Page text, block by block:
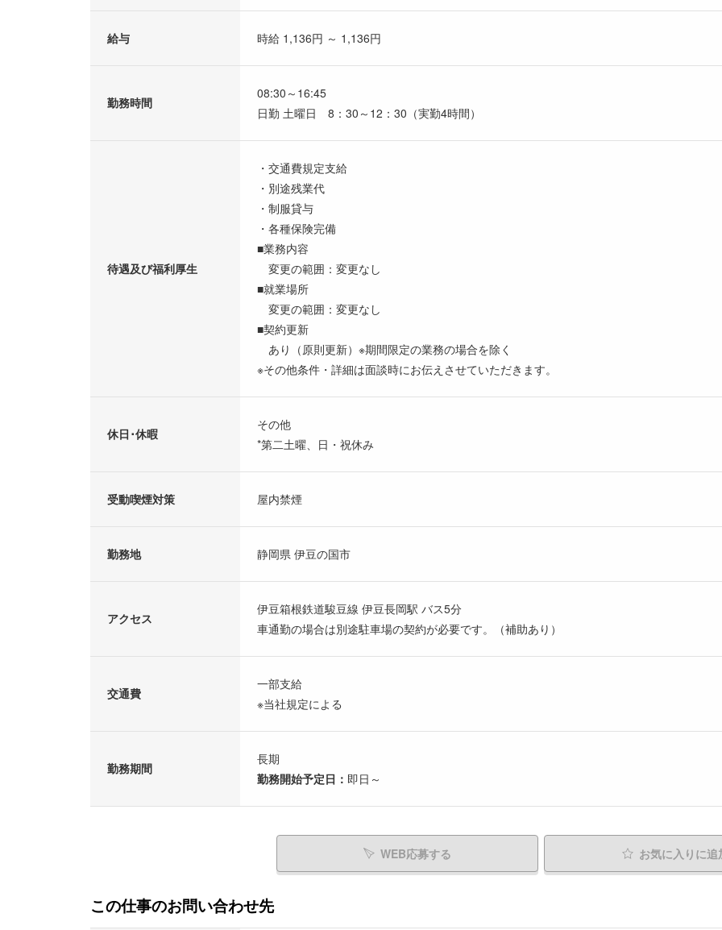
給与 時給 1,136円 ～ 1,136円
勤務時間
08:30～16:45
日勤 土曜日 8：30～12：30（実勤4時間）
待遇及び福利厚生
・交通費規定支給
・別途残業代
・制服貸与
・各種保険完備
■業務内容
変更の範囲：変更なし
■就業場所
変更の範囲：変更なし
■契約更新
あり（原則更新）※期間限定の業務の場合を除く
※その他条件・詳細は面談時にお伝えさせていただきます。
休日･休暇
その他
*第二土曜、日・祝休み
受動喫煙対策 屋内禁煙
勤務地 静岡県 伊豆の国市
アクセス
伊豆箱根鉄道駿豆線 伊豆長岡駅 バス5分
車通勤の場合は別途駐車場の契約が必要です。（補助あり）
交通費
一部支給
※当社規定による
勤務期間
長期
勤務開始予定日： 即日～
WEB応募する お気に入り に追
この仕事のお問い合わせ先